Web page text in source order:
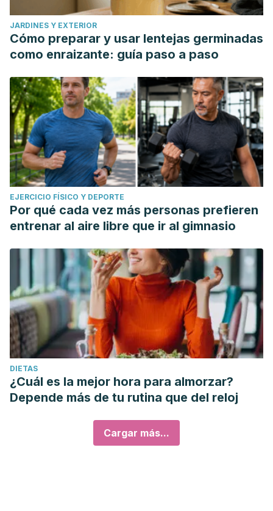
JARDINES Y EXTERIOR
Cómo preparar y usar lentejas germinadas
como enraizante: guía paso a paso
EJERCICIO FÍSICO Y DEPORTE
Por qué cada vez más personas prefieren
entrenar al aire libre que ir al gimnasio
DIETAS
¿Cuál es la mejor hora para almorzar?
Depende más de tu rutina que del reloj
Cargar más...